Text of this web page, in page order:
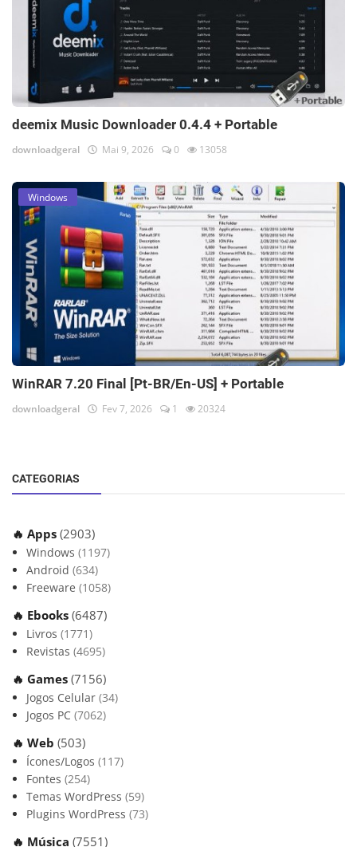
deemix Music Downloader 0.4.4 + Portable
downloadgeral Mai 9, 2026 0 13058
Windows
WinRAR 7.20 Final [Pt-BR/En-US] + Portable
downloadgeral Fev 7, 2026 1 20324
CATEGORIAS
🔥 Apps (2903)
Windows (1197)
Android (634)
Freeware (1058)
🔥 Ebooks (6487)
Livros (1771)
Revistas (4695)
🔥 Games (7156)
Jogos Celular (34)
Jogos PC (7062)
🔥 Web (503)
Ícones/Logos (117)
Fontes (254)
Temas WordPress (59)
Plugins WordPress (73)
🔥 Música (7551)